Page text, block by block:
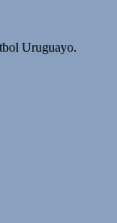
Uruguayo.